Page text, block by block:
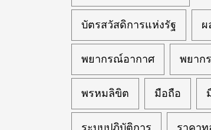
บัตรสวัสดิการแห่งรัฐ ผ
พยากรณ์อากาศ พยาก
พรหมลิขิต มือถือ